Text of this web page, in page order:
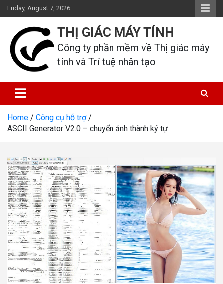
Skip
to
content
Friday, August 7, 2026
THỊ GIÁC MÁY TÍNH
Công ty phần mềm về Thị giác máy
tính và Trí tuệ nhân tạo
Home
Công cụ hỗ trợ
ASCII Generator V2.0 – chuyển ảnh thành ký tự